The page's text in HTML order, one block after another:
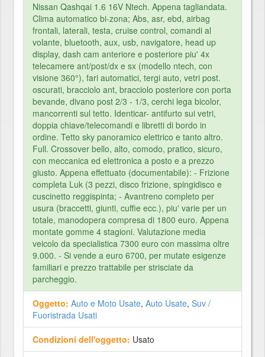
Nissan Qashqai 1.6 16V Ntech. Appena tagliandata.
Clima automatico bi-zona; Abs, asr, ebd, airbag
frontali, laterali, testa, cruise control, comandi al
volante, bluetooth, aux, usb, navigatore, head up
display, dash cam anteriore e posteriore piu' 4x
telecamere ant/post/dx e sx (modello ntech, con
visione 360°), fari automatici, tergi auto, vetri post.
oscurati, bracciolo ant, bracciolo posteriore con porta
bevande, divano post 2/3 - 1/3, cerchi lega bicolor,
mancorrenti sul tetto. Identicar- antifurto sui vetri,
doppia chiave/telecomandi e libretti di bordo in
ordine. Tetto sky panoramico elettrico e tanto altro.
Full. Crossover bello, alto, comodo, pratico, sicuro,
con meccanica ed elettronica a posto e a prezzo
giusto. Appena effettuato (documentabile): - Frizione
completa Luk (3 pezzi, disco frizione, spingidisco e
cuscinetto reggispinta; - Avantreno completo per
usura (braccetti, giunti, cuffie ecc.), piu' varie per un
totale, manodopera compresa di 1800 euro. Appena
montate gomme 4 stagioni. Valutazione media
veicolo da specialistica 7300 euro con massima oltre
9.000. - Si vende a euro 6700, per mutate esigenze
familiari e prezzo trattabile per strisciate da
parcheggio.
Oggetto: Auto e Moto Usate, Auto Usate, Suv /
Fuoristrada Usati
Condizioni dell'oggetto: Usato